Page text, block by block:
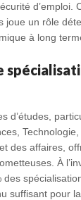
d’emploi.
joue un rôle
à long
d’études,
des affaires,
À
des
suffisant pour